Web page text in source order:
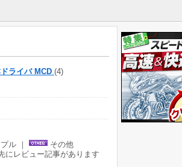
ライバ MCD (4)
ル ｜
その他
にレビュー記事があります